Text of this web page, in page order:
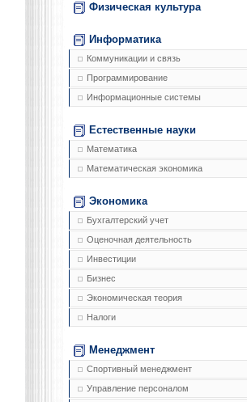
Физическая культура
Информатика
Коммуникации и связь
Программирование
Информационные системы
Естественные науки
Математика
Математическая экономика
Экономика
Бухгалтерский учет
Оценочная деятельность
Инвестиции
Бизнес
Экономическая теория
Налоги
Менеджмент
Спортивный менеджмент
Управление персоналом